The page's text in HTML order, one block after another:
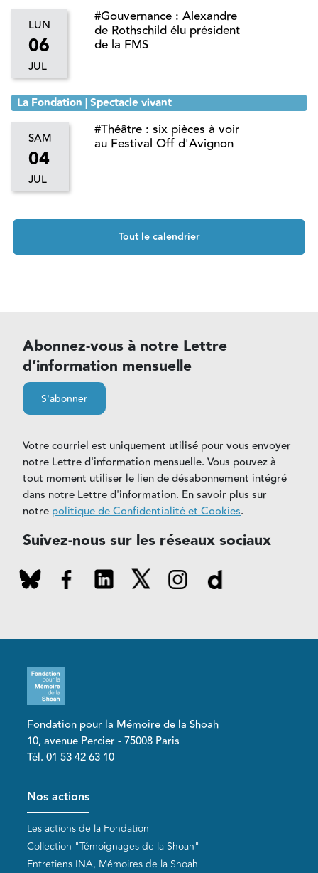
LUN
06
JUL
#Gouvernance : Alexandre
de Rothschild élu président
de la FMS
SAM
04
JUL
La Fondation | Spectacle vivant
#Théâtre : six pièces à voir
au Festival Off d'Avignon
Tout le calendrier
Abonnez-vous à notre Lettre
d’information mensuelle
S'abonner
Votre courriel est uniquement utilisé pour vous envoyer
notre Lettre d'information mensuelle. Vous pouvez à
tout moment utiliser le lien de désabonnement intégré
dans notre Lettre d'information. En savoir plus sur
notre politique de Confidentialité et Cookies.
Suivez-nous sur les réseaux sociaux
Fondation pour la Mémoire de la Shoah
10, avenue Percier - 75008 Paris
Tél. 01 53 42 63 10
Pied de page
Nos actions
Les actions de la Fondation
Collection "Témoignages de la Shoah"
Entretiens INA, Mémoires de la Shoah